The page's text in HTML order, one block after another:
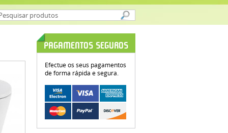
PAGAMENTOS SEGUROS
Efectue os seus pagamentos
de forma rápida e segura.